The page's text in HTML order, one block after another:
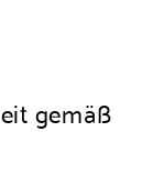
gemäß